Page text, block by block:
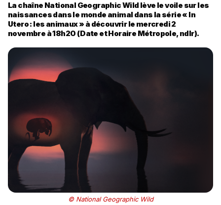
La chaîne National Geographic Wild lève le voile sur les
naissances dans le monde animal dans la série « In
Utero : les animaux » à découvrir le mercredi 2
novembre à 18h20 (Date et Horaire Métropole, ndlr).
© National Geographic Wild